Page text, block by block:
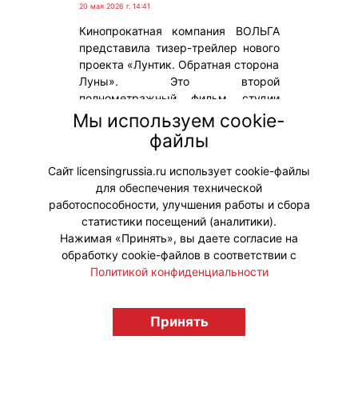
20 мая 2026 г. 14:41
Кинопрокатная компания ВОЛЬГА
представила тизер-трейлер нового
проекта «Лунтик. Обратная сторона
Луны». Это второй
полнометражный фильм студии
анимационного кино «Мельница» по
мотивам одноименного сериала,
которому в 2026 году исполняется
20 лет.
#ПродвижениеБренда #Кинопрокат
licensingrussia.ru, 2009-2026 12+
Мы используем cookie-
файлы
Сайт licensingrussia.ru использует cookie-файлы
для обеспечения технической
работоспособности, улучшения работы и сбора
статистики посещений (аналитики).
Нажимая «Принять», вы даете согласие на
обработку cookie-файлов в соответствии с
Политикой конфиденциальности
Принять